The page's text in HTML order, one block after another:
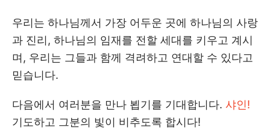
우리는 하나님께서 가장 어두운 곳에 하나님의 사랑
과 진리, 하나님의 임재를 전할 세대를 키우고 계시
며, 우리는 그들과 함께 격려하고 연대할 수 있다고
믿습니다.
다음에서 여러분을 만나 뵙기를 기대합니다. 샤인!
기도하고 그분의 빛이 비추도록 합시다!